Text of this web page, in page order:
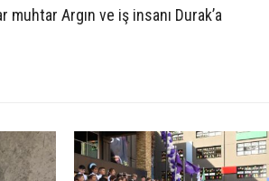
Argın ve iş insanı Durak’a